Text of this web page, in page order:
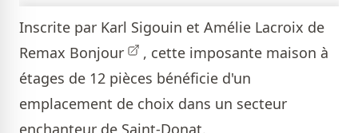
Inscrite par Karl Sigouin et Amélie Lacroix de
Remax Bonjour
, cette imposante maison à
étages de 12 pièces bénéficie d'un
emplacement de choix dans un secteur
enchanteur de Saint-Donat.